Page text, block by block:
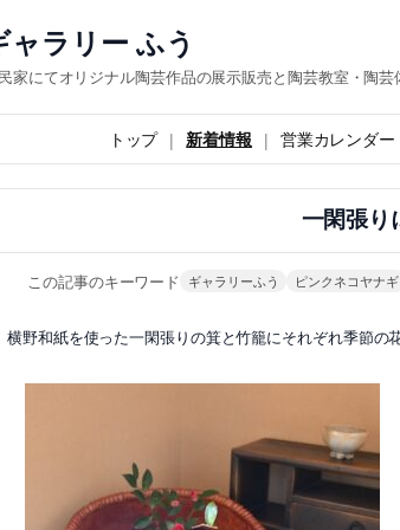
ャラリー ふう
家にてオリジナル陶芸作品の展示販売と陶芸教室・陶芸
トップ 新着情報 営業カレンダー
一閑張り
この記事のキーワード ギャラリーふう ピンクネコヤナギ
横野和紙を使った一閑張りの箕と竹籠にそれぞれ季節の